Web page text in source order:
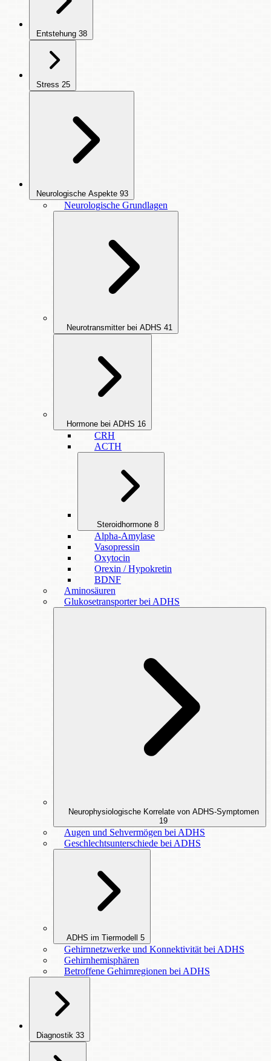
Entstehung 38
Stress 25
Neurologische Aspekte 93
Neurologische Grundlagen
Neurotransmitter bei ADHS 41
Hormone bei ADHS 16
CRH
ACTH
Steroidhormone 8
Alpha-Amylase
Vasopressin
Oxytocin
Orexin / Hypokretin
BDNF
Aminosäuren
Glukosetransporter bei ADHS
Neurophysiologische Korrelate von ADHS-Symptomen
19
Augen und Sehvermögen bei ADHS
Geschlechtsunterschiede bei ADHS
ADHS im Tiermodell 5
Gehirnnetzwerke und Konnektivität bei ADHS
Gehirnhemisphären
Betroffene Gehirnregionen bei ADHS
Diagnostik 33